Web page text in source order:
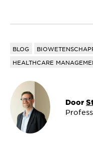
BLOG
HEALTHCARE
Door